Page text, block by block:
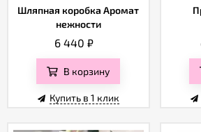
Шляпная коробка Аромат
нежности
6 440₽
В корзину
Купить в 1 клик